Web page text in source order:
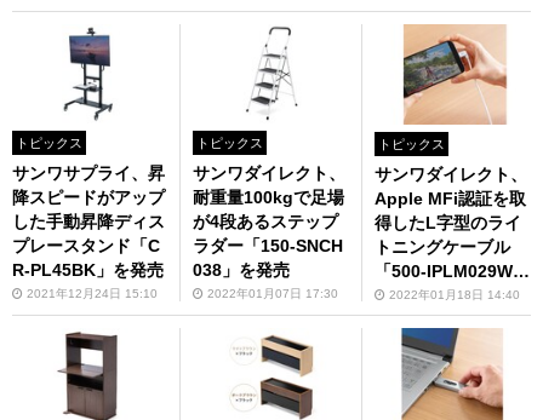
トピックス
サンワサプライ、昇
降スピードがアップ
した手動昇降ディス
プレースタンド「C
R-PL45BK」を発売
2021年12月24日 15:10
トピックス
サンワダイレクト、
耐重量100kgで足場
が4段あるステップ
ラダー「150-SNCH
038」を発売
2022年01月07日 17:30
トピックス
サンワダイレクト、
Apple MFi認証を取
得したL字型のライ
トニングケーブル
「500-IPLM029W」
を発売
2022年01月18日 14:40